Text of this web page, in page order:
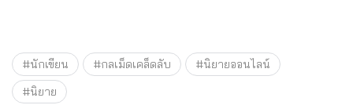
#นักเขียน #กลเม็ดเคล็ดลับ
#นิยายออนไลน์
#นิยาย